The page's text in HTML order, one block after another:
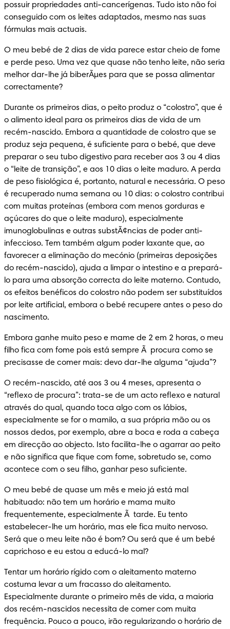
possuir propriedades anti-cancerígenas. Tudo isto não foi
conseguido com os leites adaptados, mesmo nas suas
fórmulas mais actuais.
O meu bebé de 2 dias de vida parece estar cheio de fome
e perde peso. Uma vez que quase não tenho leite, não seria
melhor dar-lhe já biberÃµes para que se possa alimentar
correctamente?
Durante os primeiros dias, o peito produz o “colostro”, que é
o alimento ideal para os primeiros dias de vida de um
recém-nascido. Embora a quantidade de colostro que se
produz seja pequena, é suficiente para o bebé, que deve
preparar o seu tubo digestivo para receber aos 3 ou 4 dias
o “leite de transição”, e aos 10 dias o leite maduro. A perda
de peso fisiológica é, portanto, natural e necessária. O peso
é recuperado numa semana ou 10 dias: o colostro contribui
com muitas proteínas (embora com menos gorduras e
açúcares do que o leite maduro), especialmente
imunoglobulinas e outras substÃ¢ncias de poder anti-
infeccioso. Tem também algum poder laxante que, ao
favorecer a eliminação do mecónio (primeiras deposições
do recém-nascido), ajuda a limpar o intestino e a prepará-
lo para uma absorção correcta do leite materno. Contudo,
os efeitos benéficos do colostro não podem ser substituídos
por leite artificial, embora o bebé recupere antes o peso do
nascimento.
Embora ganhe muito peso e mame de 2 em 2 horas, o meu
filho fica com fome pois está sempre Ã  procura como se
precisasse de comer mais: devo dar-lhe alguma “ajuda”?
O recém-nascido, até aos 3 ou 4 meses, apresenta o
“reflexo de procura”: trata-se de um acto reflexo e natural
através do qual, quando toca algo com os lábios,
especialmente se for o mamilo, a sua própria mão ou os
nossos dedos, por exemplo, abre a boca e roda a cabeça
em direcção ao objecto. Isto facilita-lhe o agarrar ao peito
e não significa que fique com fome, sobretudo se, como
acontece com o seu filho, ganhar peso suficiente.
O meu bebé de quase um mês e meio já está mal
habituado: não tem um horário e mama muito
frequentemente, especialmente Ã  tarde. Eu tento
estabelecer-lhe um horário, mas ele fica muito nervoso.
Será que o meu leite não é bom? Ou será que é um bebé
caprichoso e eu estou a educá-lo mal?
Tentar um horário rígido com o aleitamento materno
costuma levar a um fracasso do aleitamento.
Especialmente durante o primeiro mês de vida, a maioria
dos recém-nascidos necessita de comer com muita
frequência. Pouco a pouco, irão regularizando o horário de